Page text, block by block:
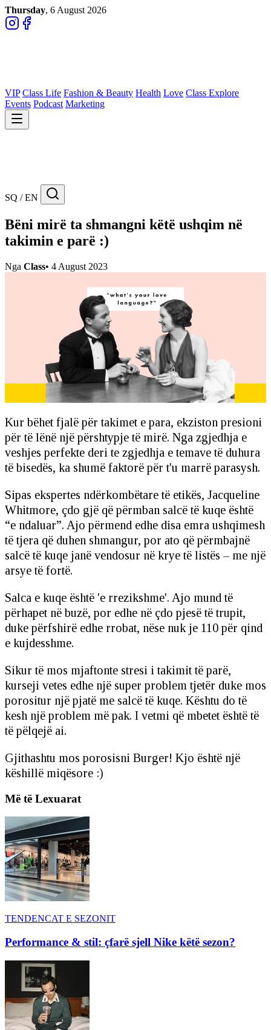
Thursday, 6 August 2026
VIP Class Life Fashion & Beauty Health Love Class Explore
Events Podcast Marketing
SQ / EN
Bëni mirë ta shmangni këtë ushqim në
takimin e parë :)
Nga Class• 4 August 2023
Kur bëhet fjalë për takimet e para, ekziston presioni
për të lënë një përshtypje të mirë. Nga zgjedhja e
veshjes perfekte deri te zgjedhja e temave të duhura
të bisedës, ka shumë faktorë për t'u marrë parasysh.
Sipas ekspertes ndërkombëtare të etikës, Jacqueline
Whitmore, çdo gjë që përmban salcë të kuqe është
“e ndaluar”. Ajo përmend edhe disa emra ushqimesh
të tjera që duhen shmangur, por ato që përmbajnë
salcë të kuqe janë vendosur në krye të listës – me një
arsye të fortë.
Salca e kuqe është 'e rrezikshme'. Ajo mund të
përhapet në buzë, por edhe në çdo pjesë të trupit,
duke përfshirë edhe rrobat, nëse nuk je 110 për qind
e kujdesshme.
Sikur të mos mjaftonte stresi i takimit të parë,
kurseji vetes edhe një super problem tjetër duke mos
porositur një pjatë me salcë të kuqe. Kështu do të
kesh një problem më pak. I vetmi që mbetet është të
të pëlqejë ai.
Gjithashtu mos porosisni Burger! Kjo është një
këshillë miqësore :)
Më të Lexuarat
TENDENCAT E SEZONIT
Performance & stil: çfarë sjell Nike këtë sezon?